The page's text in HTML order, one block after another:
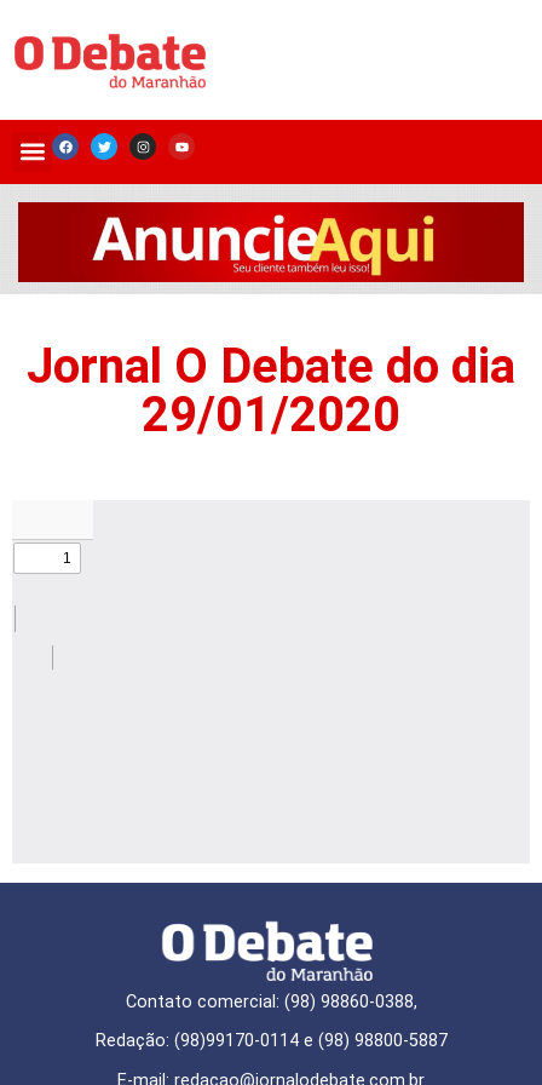
Jornal O Debate do dia
29/01/2020
Contato comercial: (98) 98860-0388,
Redação: (98)99170-0114 e (98) 98800-5887
E-mail: redaçao@jornalodebate.com.br